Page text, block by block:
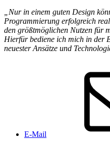
„Nur in einem guten Design
Programmierung erfolgreich
den größtmöglichen Nutzen für
Hierfür bediene ich mich in der
neuester Ansätze und
E-Mail